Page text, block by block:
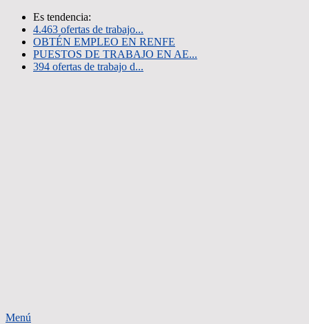
Es tendencia:
4.463 ofertas de trabajo...
OBTÉN EMPLEO EN RENFE
PUESTOS DE TRABAJO EN AE...
394 ofertas de trabajo d...
Menú